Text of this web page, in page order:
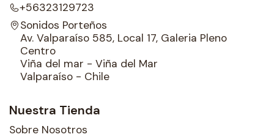
+56323129723
Sonidos Porteños
Av. Valparaíso 585, Local 17, Galeria Pleno
Centro
Viña del mar - Viña del Mar
Valparaíso - Chile
Nuestra Tienda
Sobre Nosotros